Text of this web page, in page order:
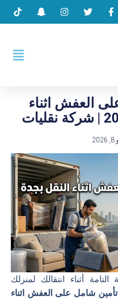
العفش اثناء
أثناء انتقالك لمنزلك
تأمين شامل على العفش اثناء